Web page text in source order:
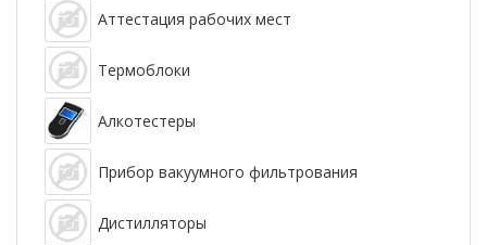
Аттестация рабочих мест
Термоблоки
Алкотестеры
Прибор вакуумного фильтрования
Дистилляторы